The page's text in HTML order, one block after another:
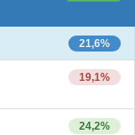
21,6%
19,1%
24,2%